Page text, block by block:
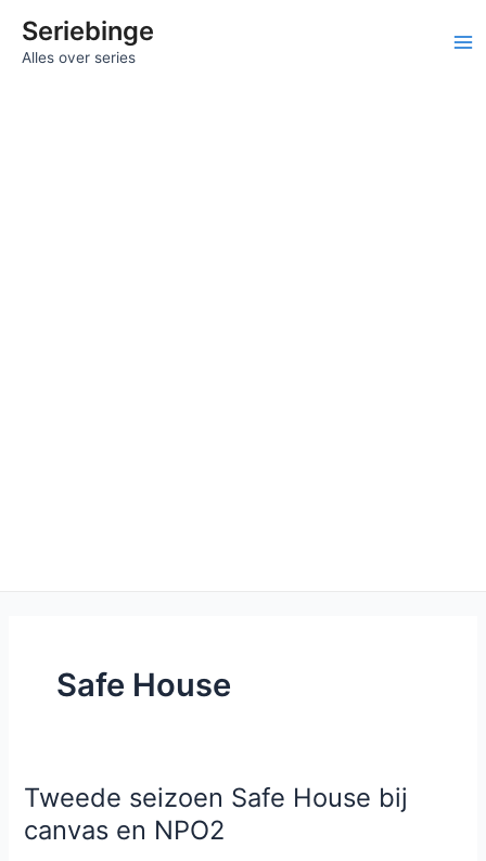
naarSeriebinge
Alles over series
Safe House
Tweede seizoen Safe House bij
canvas en NPO2